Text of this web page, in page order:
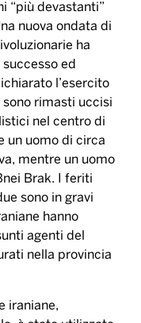
“più devastanti”
nuova ondata di
ha
ed
l’esercito
sono rimasti uccisi
nel centro di
un uomo di circa
mentre un uomo
Brak. I feriti
sono in gravi
hanno
agenti del
nella provincia
iraniane,